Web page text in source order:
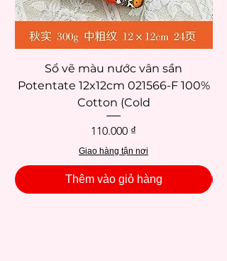
Schjerning (sơn mô hình, màu vẽ vải, sơn
kính)
Strathmore (sketchbooks, giấy vẽ)
pastel, màu nước)
Sổ vẽ màu nước vân sần
Potentate 12x12cm 021566-F 100%
Cotton (Cold
Giá
110.000 ₫
Giao hàng tận nơi
Thêm vào giỏ hàng